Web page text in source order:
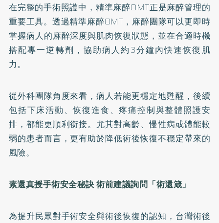
在完整的手術照護中，精準麻醉OMT正是麻醉管理的
重要工具。透過精準麻醉OMT，麻醉團隊可以更即時
掌握病人的麻醉深度與肌肉恢復狀態，並在合適時機
搭配專一逆轉劑，協助病人約3分鐘內快速恢復肌
力。
從外科團隊角度來看，病人若能更穩定地甦醒，後續
包括下床活動、恢復進食、疼痛控制與整體照護安
排，都能更順利銜接。尤其對高齡、慢性病或體能較
弱的患者而言，更有助於降低術後恢復不穩定帶來的
風險。
素還真授手術安全秘訣 術前建議詢問「術還箴」
為提升民眾對手術安全與術後恢復的認知，台灣術後